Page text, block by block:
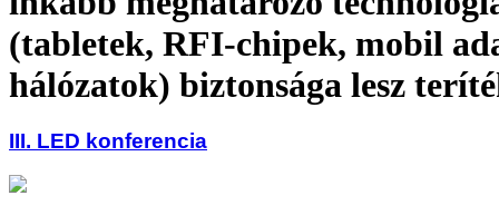
(tabletek, RFI-chipek, mobil
hálózatok) biztonsága lesz
III. LED konferencia